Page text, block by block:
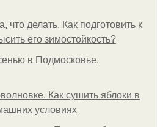
что делать. Как подготовить к
его зимостойкость?
в Подмосковье.
Как сушить яблоки в
условиях